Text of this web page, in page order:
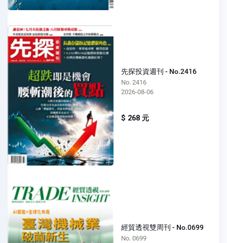
先探投資週刊 - No.2416
No. 2416
2026-08-06
$ 268 元
經貿透視雙周刊 - No.0699
No. 0699